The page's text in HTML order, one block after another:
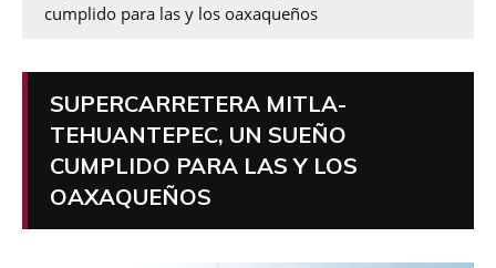
cumplido para las y los oaxaqueños
SUPERCARRETERA MITLA-
TEHUANTEPEC, UN SUEÑO
CUMPLIDO PARA LAS Y LOS
OAXAQUEÑOS